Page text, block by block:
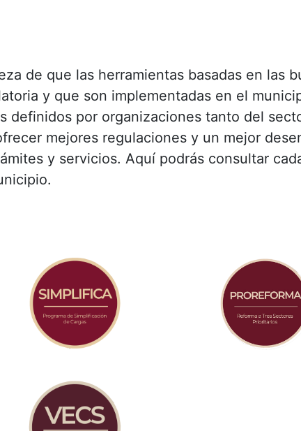
de que las herramientas basadas en las
y que son implementadas en el
definidos por organizaciones tanto del
mejores regulaciones y un mejor
y servicios. Aquí podrás consultar